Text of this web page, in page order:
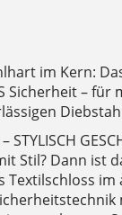
im Kern:
Sicherheit –
– STYLISCH
Stil? Dann ist
Textilschloss